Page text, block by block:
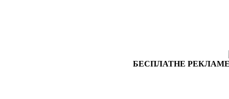
БЕСПЛАТНЕ